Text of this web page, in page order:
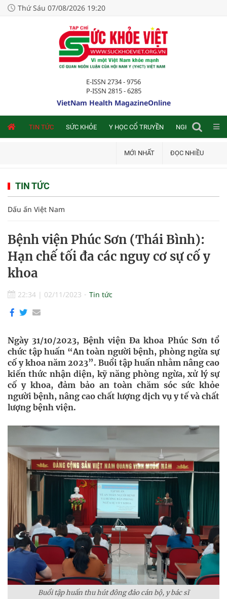
Thứ Sáu 07/08/2026 19:20
E-ISSN 2734 - 9756
P-ISSN 2815 - 6285
VietNam Health MagazineOnline
TIN TỨC SỨC KHỎE Y HỌC CỔ TRUYỀN NGHIÊN CỨU
MỚI NHẤT ĐỌC NHIỀU
TIN TỨC
Dấu ấn Việt Nam
Bệnh viện Phúc Sơn (Thái Bình):
Hạn chế tối đa các nguy cơ sự cố y
khoa
22:34 | 02/11/2023 Tin tức
Ngày 31/10/2023, Bệnh viện Đa khoa Phúc Sơn tổ
chức tập huấn “An toàn người bệnh, phòng ngừa sự
cố y khoa năm 2023”. Buổi tập huấn nhằm nâng cao
kiến thức nhận diện, kỹ năng phòng ngừa, xử lý sự
cố y khoa, đảm bảo an toàn chăm sóc sức khỏe
người bệnh, nâng cao chất lượng dịch vụ y tế và chất
lượng bệnh viện.
Buổi tập huấn thu hút đông đảo cán bộ, y bác sĩ